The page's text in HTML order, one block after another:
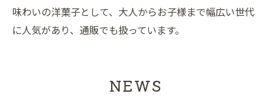
味わいの洋菓子として、大人からお子様まで幅広い世代
に人気があり、通販でも扱っています。
NEWS